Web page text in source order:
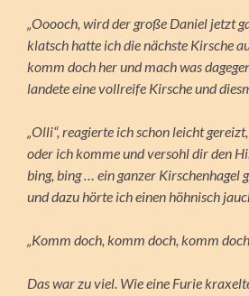
„Ooooch, wird der große Daniel jetzt
klatsch hatte ich die nächste Kirsche
komm doch her und mach was
landete eine vollreife Kirsche und
„Olli“, reagierte ich schon leicht
oder ich komme und versohl dir den
bing, bing … ein ganzer Kirschenhagel
und dazu hörte ich einen höhnisch
„Komm doch, komm doch, komm
Das war zu viel. Wie eine Furie